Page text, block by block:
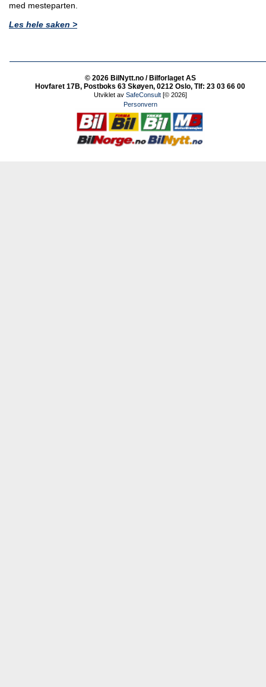
med mesteparten.
Les hele saken >
© 2026 BilNytt.no / Bilforlaget AS
Hovfaret 17B, Postboks 63 Skøyen, 0212 Oslo, Tlf: 23 03 66 00
Utviklet av SafeConsult[© 2026]
Personvern